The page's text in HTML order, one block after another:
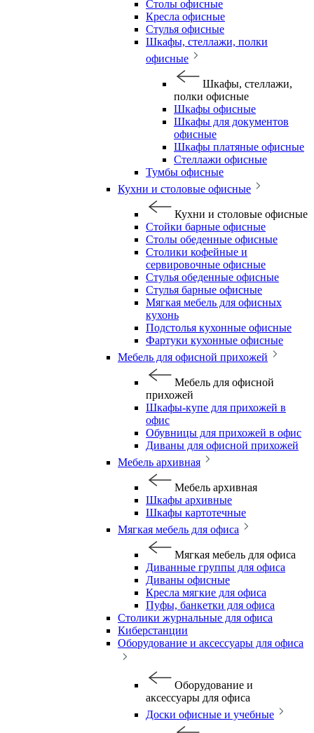
Столы офисные
Кресла офисные
Стулья офисные
Шкафы, стеллажи, полки
офисные
Шкафы, стеллажи,
полки офисные
Шкафы офисные
Шкафы для документов
офисные
Шкафы платяные офисные
Стеллажи офисные
Тумбы офисные
Кухни и столовые офисные
Кухни и столовые офисные
Стойки барные офисные
Столы обеденные офисные
Столики кофейные и
сервировочные офисные
Стулья обеденные офисные
Стулья барные офисные
Мягкая мебель для офисных
кухонь
Подстолья кухонные офисные
Фартуки кухонные офисные
Мебель для офисной прихожей
Мебель для офисной
прихожей
Шкафы-купе для прихожей в
офис
Обувницы для прихожей в офис
Диваны для офисной прихожей
Мебель архивная
Мебель архивная
Шкафы архивные
Шкафы картотечные
Мягкая мебель для офиса
Мягкая мебель для офиса
Диванные группы для офиса
Диваны офисные
Кресла мягкие для офиса
Пуфы, банкетки для офиса
Столики журнальные для офиса
Киберстанции
Оборудование и аксессуары для офиса
Оборудование и
аксессуары для офиса
Доски офисные и учебные